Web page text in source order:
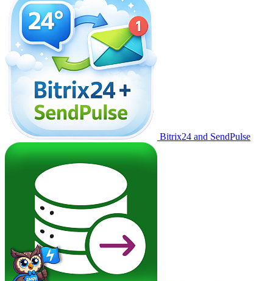
Bitrix24 and SendPulse